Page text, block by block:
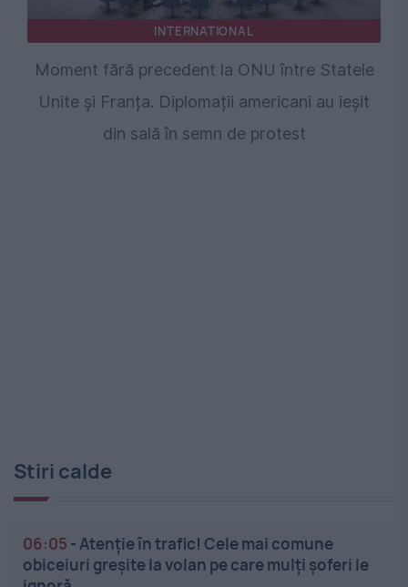
INTERNATIONAL
Moment fără precedent la ONU între Statele
Unite și Franța. Diplomații americani au ieșit
din sală în semn de protest
Stiri calde
06:05 -Atenție în trafic! Cele mai comune
obiceiuri greșite la volan pe care mulți șoferi le